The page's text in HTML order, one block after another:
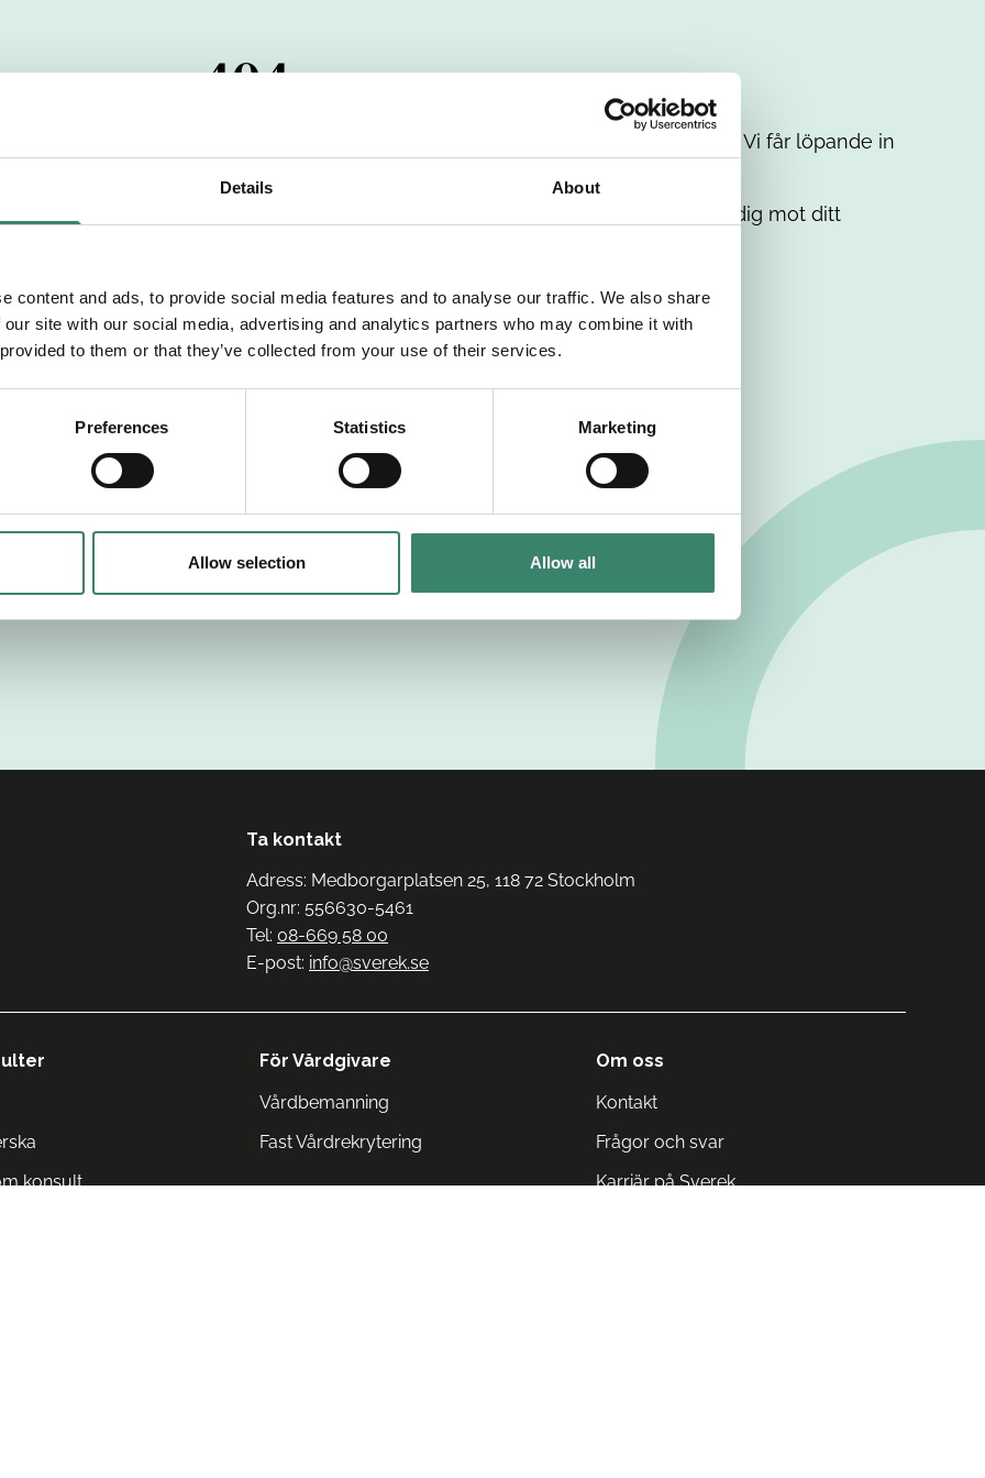
Details About
content and ads, to provide social media features and to analyse our traffic. We also share
site with our social media, advertising and analytics partners who may combine it with
to them or that they’ve collected from your use of their services.
Preferences Statistics Marketing
Allow selection Allow all
404
har passerats. Vi uppskattar verkligen ditt intresse. Misströsta inte. Vi får löpande in
dig med mer information om våra aktuella uppdrag. Tillsammans matchar vi dig mot ditt
Tillbaka till Sverek
Ta kontakt
Adress: Medborgarplatsen 25, 118 72 Stockholm
Org.nr: 556630-5461
Tel: 08-669 58 00
E-post: info@sverek.se
konsult
För Vårdgivare
Vårdbemanning
Fast Vårdrekrytering
Om oss
Kontakt
Frågor och svar
Karriär på Sverek